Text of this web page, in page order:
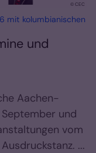
© CEC
mit kolumbianischen
und
Aachen-
und
vom
...